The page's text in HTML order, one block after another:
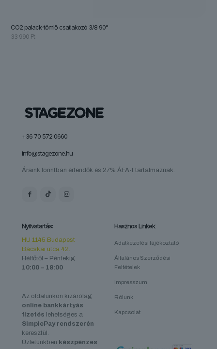
CO2 palack-tömlő csatlakozó 3/8 90°
33 990 Ft
+36 70 572 0660
info@stagezone.hu
Áraink forintban értendők és 27% ÁFA-t tartalmaznak.
Nyitvatartás:
HU 1145 Budapest
Bácskai utca 42.
Hétfőtől – Péntekig
10:00 – 18:00
Az oldalunkon kizárólag
online bankkártyás
fizetés lehetséges a
SimplePay rendszerén
keresztül.
Üzletünkben készpénzes
Hasznos Linkek
Adatkezelési tájékoztató
Általános Szerződési
Feltételek
Impresszum
Rólunk
Kapcsolat